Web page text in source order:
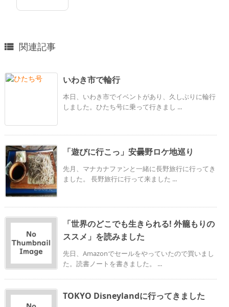
 関連記事
いわき市で輪行
本日、いわき市でイベントがあり、久しぶりに輪行
しました。ひたち号に乗って行きまし ...
「遊びに行こっ」安曇野ロケ地巡り
先月、マナカナファンと一緒に長野旅行に行ってき
ました。 長野旅行に行って来ました ...
「世界のどこでも生きられる! 外籠もりの
ススメ」を読みました
先日、Amazonでセールをやっていたので買いまし
た。読書ノートを書きました。 ...
TOKYO Disneylandに行ってきました